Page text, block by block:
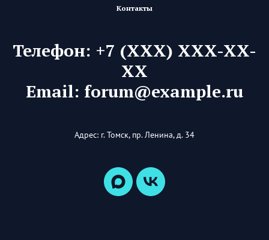
Контакты
Телефон: +7 (XXX) XXX-XX-
XX
Email: forum@example.ru
Адрес: г. Томск, пр. Ленина, д. 34